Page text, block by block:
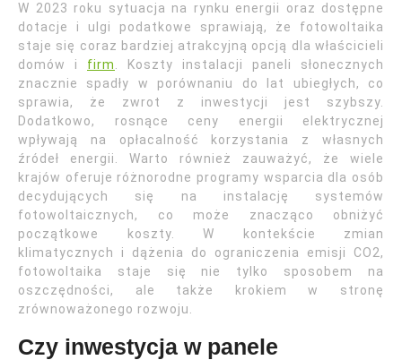
W 2023 roku sytuacja na rynku energii oraz dostępne
dotacje i ulgi podatkowe sprawiają, że fotowoltaika
staje się coraz bardziej atrakcyjną opcją dla właścicieli
domów i firm
. Koszty instalacji paneli słonecznych
znacznie spadły w porównaniu do lat ubiegłych, co
sprawia, że zwrot z inwestycji jest szybszy.
Dodatkowo, rosnące ceny energii elektrycznej
wpływają na opłacalność korzystania z własnych
źródeł energii. Warto również zauważyć, że wiele
krajów oferuje różnorodne programy wsparcia dla osób
decydujących się na instalację systemów
fotowoltaicznych, co może znacząco obniżyć
początkowe koszty. W kontekście zmian
klimatycznych i dążenia do ograniczenia emisji CO2,
fotowoltaika staje się nie tylko sposobem na
oszczędności, ale także krokiem w stronę
zrównoważonego rozwoju.
Czy inwestycja w panele